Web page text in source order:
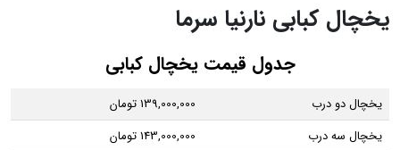
یخچال کبابی نارنیا سرما
جدول قیمت یخچال کبابی
یخچال دو درب
139,000,000 تومان
یخچال سه درب
143,000,000 تومان